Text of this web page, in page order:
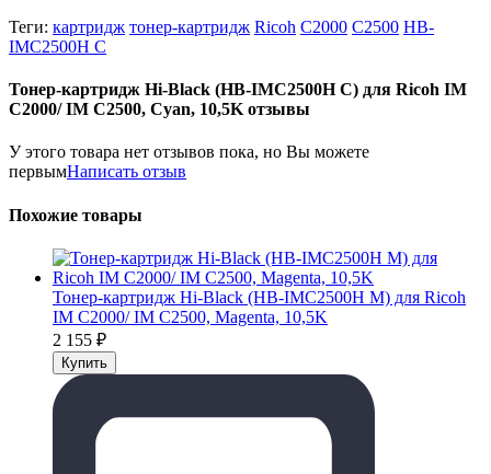
Теги: картридж тонер-картридж Ricoh C2000 C2500 HB-
IMC2500H C
Тонер-картридж Hi-Black (HB-IMC2500H C) для Ricoh IM
C2000/ IM C2500, Cyan, 10,5K отзывы
У этого товара нет отзывов пока, но Вы можете
первымНаписать отзыв
Похожие товары
Тонер-картридж Hi-Black (HB-IMC2500H M) для Ricoh
IM C2000/ IM C2500, Magenta, 10,5K
2 155 ₽